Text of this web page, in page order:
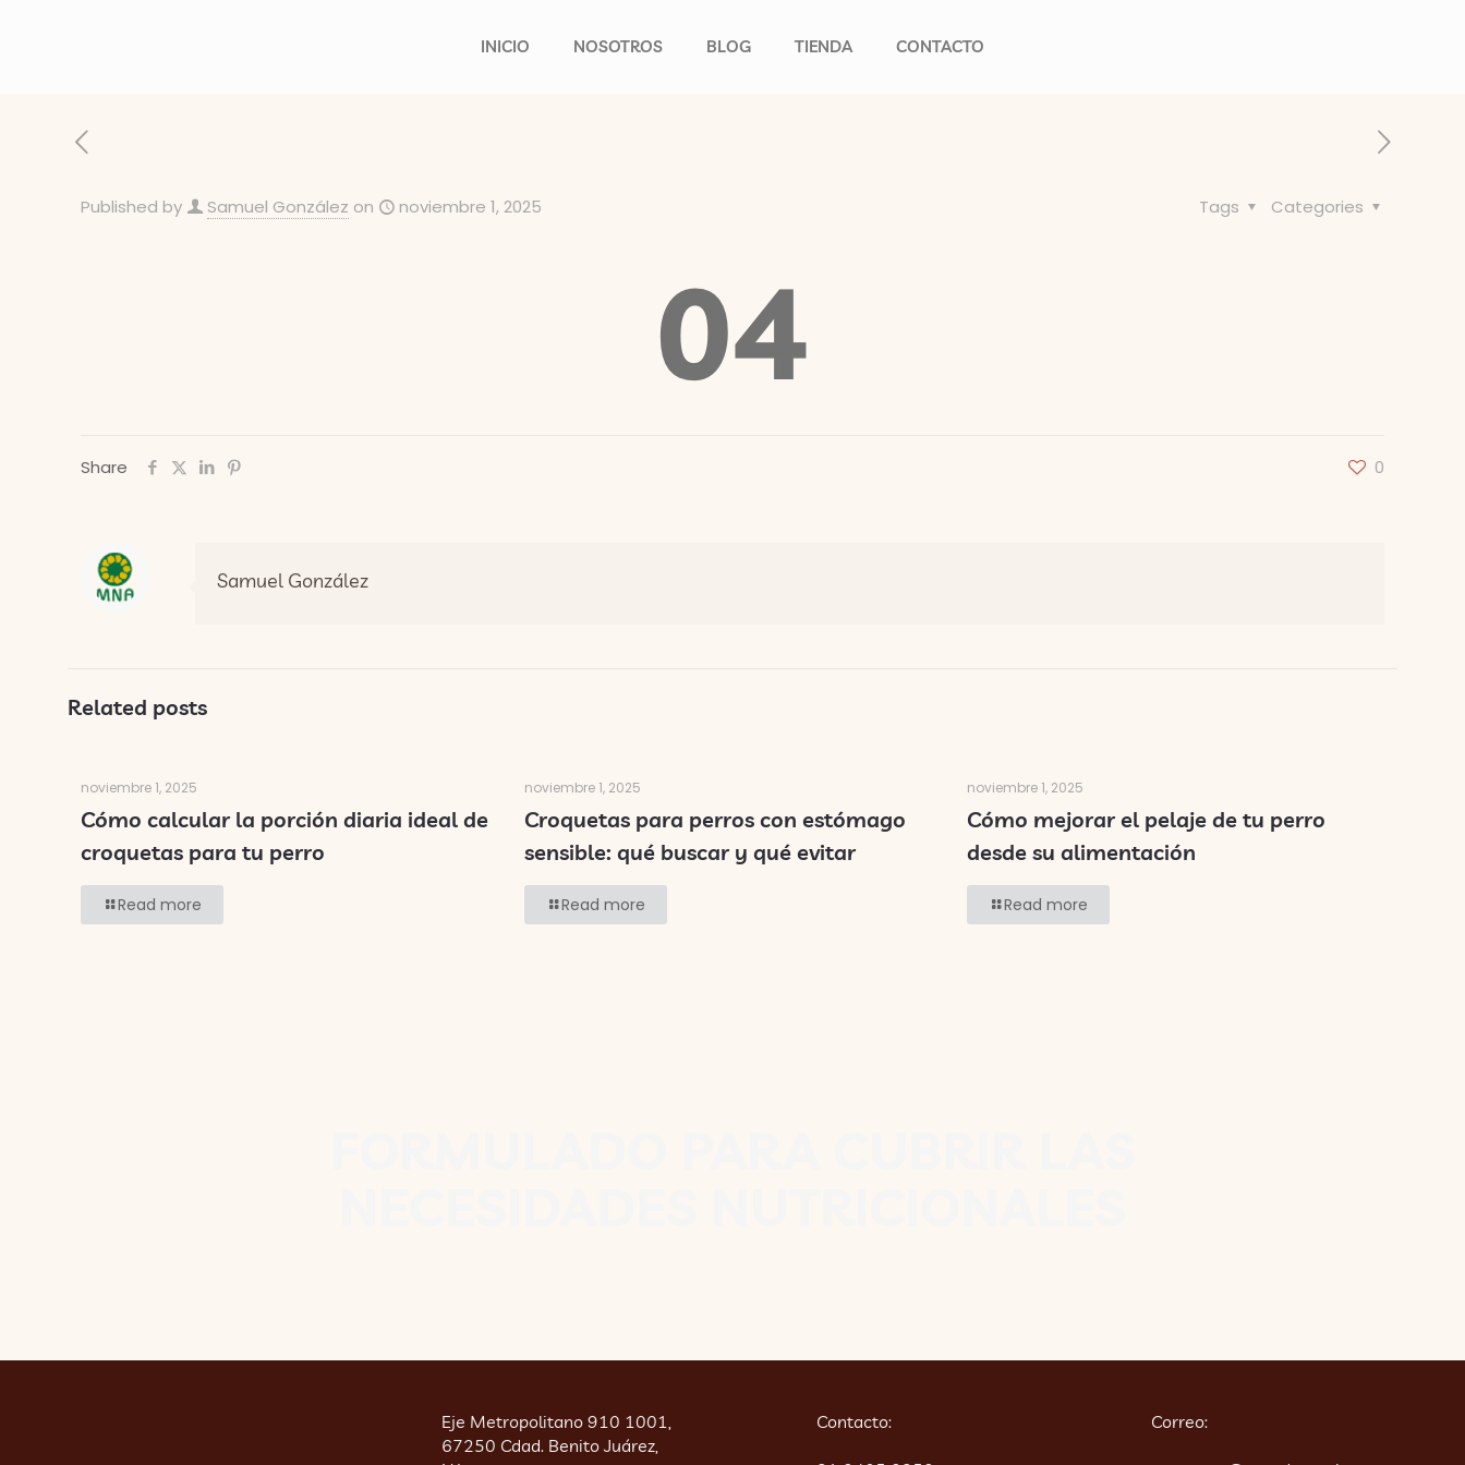
INICIO NOSOTROS BLOG TIENDA CONTACTO
Published by Samuel González on noviembre 1, 2025 Categories
Tags
Share 0
Samuel González
Related posts
noviembre 1, 2025
Cómo calcular la porción diaria ideal de
croquetas para tu perro
Read more
noviembre 1, 2025
Croquetas para perros con estómago
sensible: qué buscar y qué evitar
Read more
noviembre 1, 2025
Cómo mejorar el pelaje de tu perro
desde su alimentación
Read more
Eje Metropolitano 910 1001,
67250 Cdad. Benito Juárez,
Contacto: Correo: